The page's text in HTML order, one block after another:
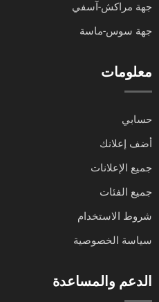
جهة مراكش-آسفي
جهة سوس-ماسة
معلومات
حسابي
أضف إعلانك
جميع الإعلانات
جميع الفئات
شروط الاستخدام
سياسة الخصوصية
الدعم والمساعدة